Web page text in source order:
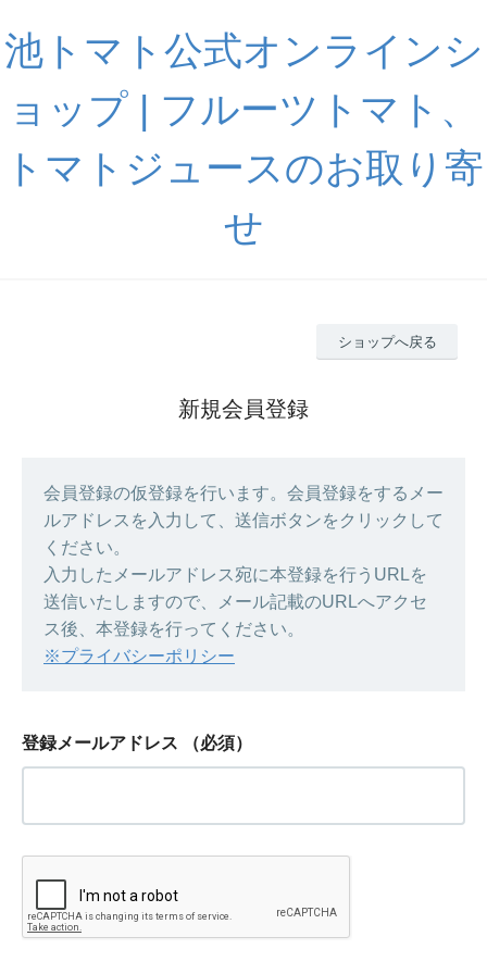
池トマト公式オンラインシ
ョップ | フルーツトマト、
トマトジュースのお取り寄
せ
ショップへ戻る
新規会員登録
会員登録の仮登録を行います。会員登録をするメー
ルアドレスを入力して、送信ボタンをクリックして
ください。
入力したメールアドレス宛に本登録を行うURLを
送信いたしますので、メール記載のURLへアクセ
ス後、本登録を行ってください。
※プライバシーポリシー
登録メールアドレス （必須）